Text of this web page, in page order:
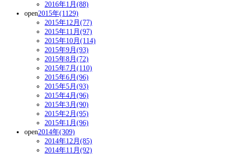
2016年1月(88)
open2015年(1129)
2015年12月(77)
2015年11月(97)
2015年10月(114)
2015年9月(93)
2015年8月(72)
2015年7月(110)
2015年6月(96)
2015年5月(93)
2015年4月(96)
2015年3月(90)
2015年2月(95)
2015年1月(96)
open2014年(309)
2014年12月(85)
2014年11月(92)